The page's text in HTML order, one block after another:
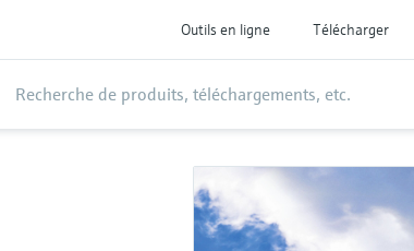
Outils en ligne Télécharger